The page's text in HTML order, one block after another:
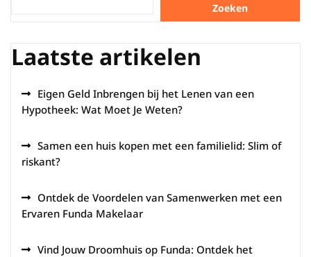
Zoeken
Laatste artikelen
Eigen Geld Inbrengen bij het Lenen van een
Hypotheek: Wat Moet Je Weten?
Samen een huis kopen met een familielid: Slim of
riskant?
Ontdek de Voordelen van Samenwerken met een
Ervaren Funda Makelaar
Vind Jouw Droomhuis op Funda: Ontdek het